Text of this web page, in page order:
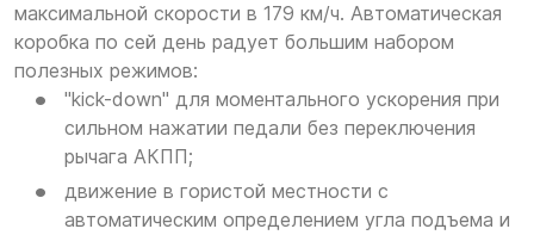
максимальной скорости в 179 км/ч. Автоматическая
коробка по сей день радует большим набором
полезных режимов:
"kick-down" для моментального ускорения при
сильном нажатии педали без переключения
рычага АКПП;
движение в гористой местности с
автоматическим определением угла подъема и